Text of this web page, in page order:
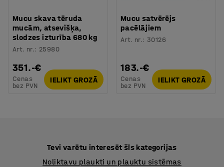
Mucu skava tēruda
mucām, atsevišķa,
slodzes izturība 680 kg
Art. nr.: 25980
351.-€
Cenas
bez PVN
IELIKT GROZĀ
Mucu satvērējs
pacēlājiem
Art. nr.:30126
183.-€
Cenas
bez PVN
IELIKT GROZĀ
Tevi varētu interesēt šīs kategorijas
Noliktavu plaukti un plauktu sistēmas